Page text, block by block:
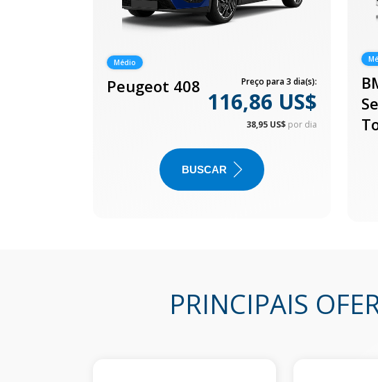
Médio
Peugeot 408 Preço para 3 dia(s):
116,86 US$
38,95 US$ por dia
BUSCAR
PRINCIPAIS